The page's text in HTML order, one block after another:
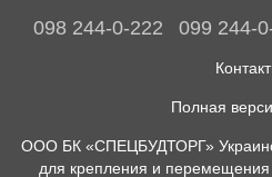
098 244-0-222 099 244-
Полная
ООО БК «СПЕЦБУДТОРГ»
для крепления и перемещения